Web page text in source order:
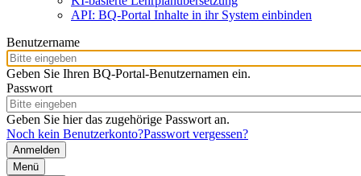
API: BQ-Portal Inhalte in ihr System einbinden
Benutzername
Geben Sie Ihren BQ-Portal-Benutzernamen ein.
Passwort
Geben Sie hier das zugehörige Passwort an.
Noch kein Benutzerkonto?Passwort vergessen?
Menü